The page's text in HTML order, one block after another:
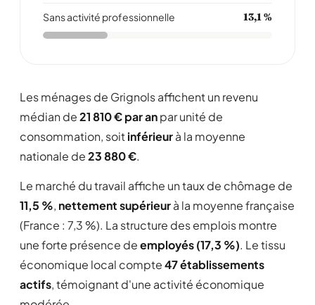
Sans activité professionnelle 13,1 %
Les ménages de Grignols affichent un revenu
médian de21 810 € par anpar unité de
consommation, soitinférieurà la moyenne
nationale de23 880 €.
Le marché du travail affiche un taux de chômage de
11,5 %, nettement supérieurà la moyenne française
(France : 7,3 %). La structure des emplois montre
une forte présence deemployés (17,3 %). Le tissu
économique local compte47 établissements
actifs, témoignant d'une activité économique